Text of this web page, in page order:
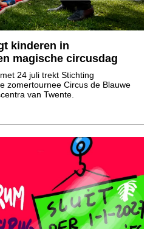
kinderen in
magische circusdag
24 juli trekt Stichting
zomertournee Circus de Blauwe
van Twente.